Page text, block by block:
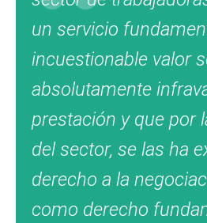
un servicio
incuestionable valor
absolutamente
prestación y que por
del sector, se las ha
derecho a la
como derecho